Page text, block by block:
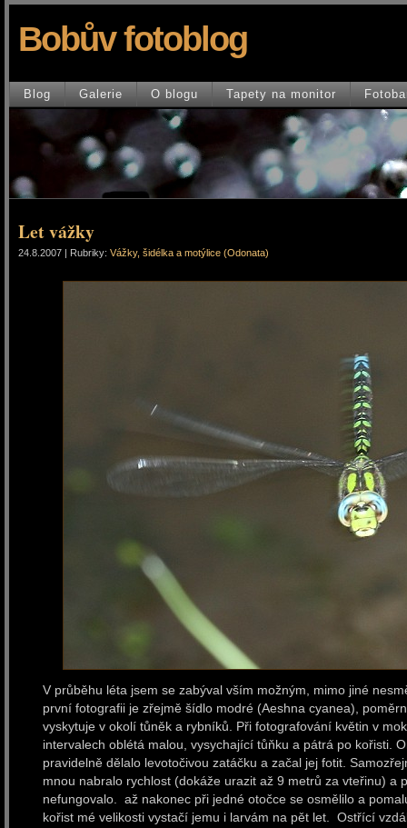
Bobův fotoblog
Blog Galerie O blogu Tapety na monitor
Let vážky
24.8.2007 | Rubriky: Vážky, šidélka a motýlice (Odonata)
V průběhu léta jsem se zabýval vším možným, mimo jiné
první fotografii je zřejmě šídlo modré (Aeshna cyanea),
vyskytuje v okolí tůněk a rybníků. Při fotografování květin v
intervalech oblétá malou, vysychající tůňku a pátrá po kořisti.
pravidelně dělalo levotočivou zatáčku a začal jej fotit.
mnou nabralo rychlost (dokáže urazit až 9 metrů za vteřinu) a
nefungovalo. až nakonec při jedné otočce se osmělilo a
kořist mé velikosti vystačí jemu i larvám na pět let. Ostřící